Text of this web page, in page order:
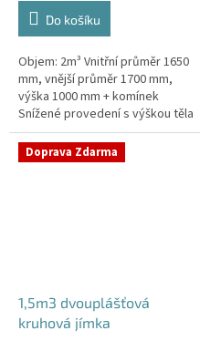
Do košíku
Objem: 2m³ Vnitřní průměr 1650
mm, vnější průměr 1700 mm,
výška 1000 mm + komínek
Snížené provedení s výškou těla
pouhý 1m! Kvalitní, pevná jímka
bez potřeby obetonování
Průměr...
Doprava Zdarma
1,5m3 dvouplášťová
kruhová jímka